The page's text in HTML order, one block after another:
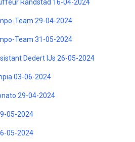
Randstad 16-04-2024
Team 29-04-2024
Team 31-05-2024
Dedert IJs 26-05-2024
03-06-2024
29-04-2024
05-2024
05-2024